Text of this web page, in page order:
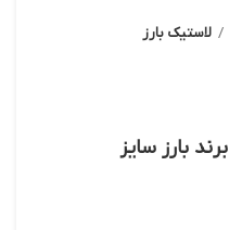
لاستیک بارز
لاستیک خودرو جک جی 4 برند بارز سایز